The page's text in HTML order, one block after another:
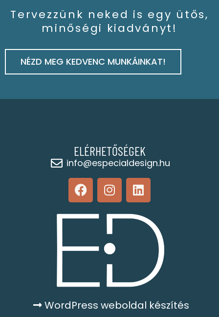
Tervezzünk neked is egy ütős,
minőségi kiadványt!
NÉZD MEG KEDVENC MUNKÁINKAT!
ELÉRHETŐSÉGEK
info@especialdesign.hu
WordPress weboldal készítés